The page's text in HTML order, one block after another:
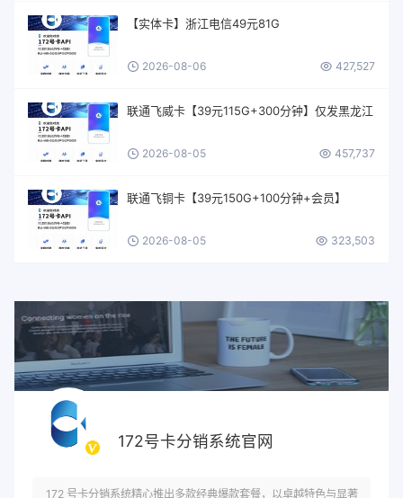
【实体卡】浙江电信49元81G
2026-08-06 427,527
联通飞威卡【39元115G+300分钟】仅发黑龙江
2026-08-05 457,737
联通飞铜卡【39元150G+100分钟+会员】
2026-08-05 323,503
172号卡分销系统官网
172 号卡分销系统精心推出多款经典爆款套餐，以卓越特色与显著